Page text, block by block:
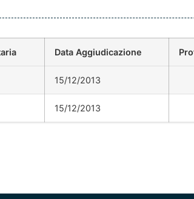
Data Aggiudicazione
15/12/2013
15/12/2013